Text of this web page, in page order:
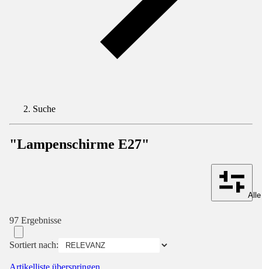
Suche
"Lampenschirme E27"
97 Ergebnisse
Sortiert nach:
Artikelliste überspringen